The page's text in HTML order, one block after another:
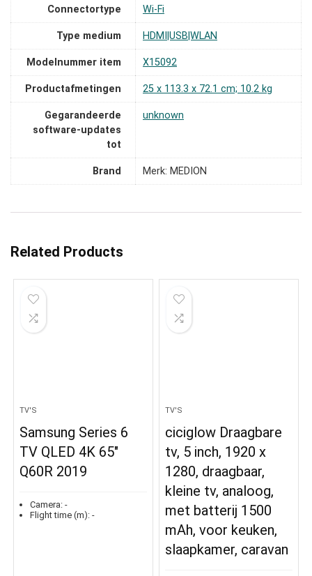
Connectortype ‎Wi-Fi
Type medium ‎HDMI|USB|WLAN
Modelnummer item ‎X15092
Productafmetingen ‎25 x 113.3 x 72.1 cm; 10.2 kg
Gegarandeerde
software-updates
tot
‎unknown
Brand Merk: MEDION
Related Products
TV'S
Samsung Series 6
TV QLED 4K 65″
Q60R 2019
Camera: -
Flight time (m): -
TV'S
ciciglow Draagbare
tv, 5 inch, 1920 x
1280, draagbaar,
kleine tv, analoog,
met batterij 1500
mAh, voor keuken,
slaapkamer, caravan